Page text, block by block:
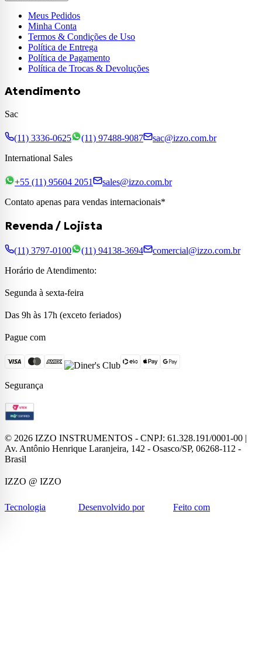
Meus Pedidos
Minha Conta
Termos & Condições de Uso
Política de Entrega
Política de Pagamento
Política de Trocas & Devoluções
Atendimento
Sac
(11) 3336-0625 (11) 97488-9087
sac@izzo.com.br
International Sales
+55 (11) 95604 2051
sales@izzo.com.br
Contato apenas para vendas internacionais*
Revenda / Lojista
(11) 3797-0100 (11) 94138-3694
comercial@izzo.com.br
Horário de Atendimento:
Segunda à sexta-feira
Das 9h às 17h (exceto feriados)
Pague com
Segurança
© 2026 IZZO INSTRUMENTOS - CNPJ: 61.328.191/0001-00 |
Av. Antônio Henrique Laranjeira, 142 - Osasco/SP, 06268-112 -
Brasil
IZZO @ IZZO
Tecnologia Desenvolvido por Feito com